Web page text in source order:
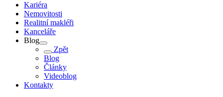
Kariéra
Nemovitosti
Realitní makléři
Kanceláře
Blog
Zpět
Blog
Články
Videoblog
Kontakty